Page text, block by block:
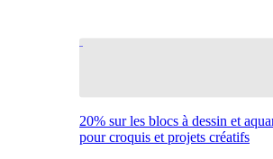
20% sur les blocs à dessin et
pour croquis et projets créatifs